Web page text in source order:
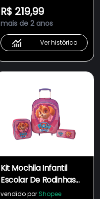
Termica F5
R$ 219,99
mais de 2 anos
Ver histórico
Kit Mochila Infantil
Escolar De Rodinhas
Skye Turma Da
vendido por Shopee